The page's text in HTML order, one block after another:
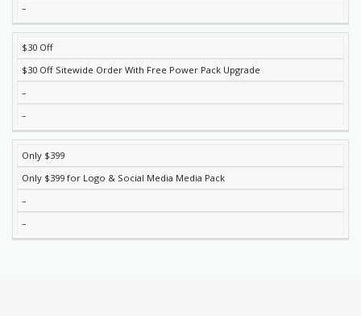
–
$30 Off
$30 Off Sitewide Order With Free Power Pack Upgrade
–
–
Only $399
Only $399 for Logo & Social Media Media Pack
–
–